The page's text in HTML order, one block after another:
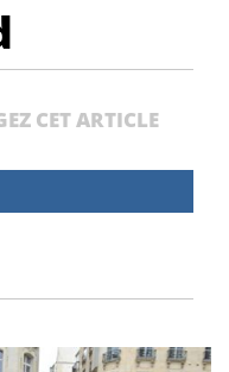
CET ARTICLE